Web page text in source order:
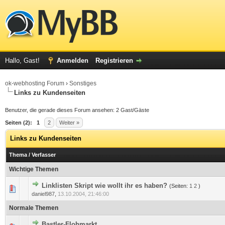
Hallo, Gast! Anmelden Registrieren
ok-webhosting Forum › Sonstiges
Links zu Kundenseiten
Benutzer, die gerade dieses Forum ansehen: 2 Gast/Gäste
Seiten (2): 1 2 Weiter »
Links zu Kundenseiten
Thema / Verfasser
Wichtige Themen
Linklisten Skript wie wollt ihr es haben? (Seiten: 1 2 )
daniel987 13.10.2004, 21:46:00
0 Bewertung(en) - 0 von 5 durchschnittlich
12345
Normale Themen